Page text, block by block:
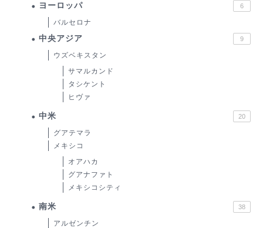
ヨーロッパ 6
バルセロナ
中央アジア 9
ウズベキスタン
サマルカンド
タシケント
ヒヴァ
中米 20
グアテマラ
メキシコ
オアハカ
グアナファト
メキシコシティ
南米 38
アルゼンチン